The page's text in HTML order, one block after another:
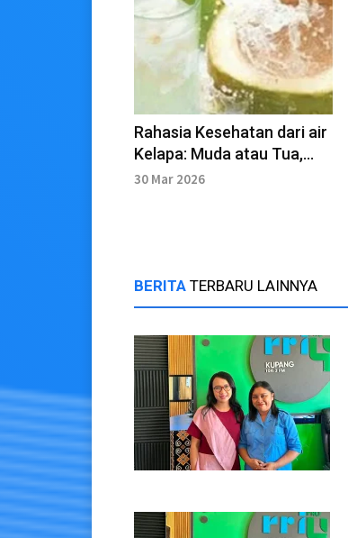
Rahasia Kesehatan dari air
Kelapa: Muda atau Tua,
Mana yang Lebih Baik?
30 Mar 2026
BERITA TERBARU LAINNYA